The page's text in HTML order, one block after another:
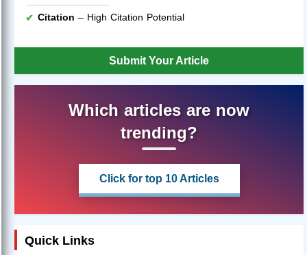
Citation – High Citation Potential
Submit Your Article
Which articles are now
trending?
Click for top 10 Articles
Quick Links